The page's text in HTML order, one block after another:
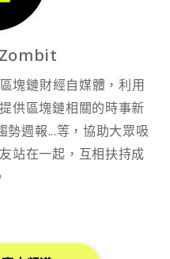
塊鏈財經自媒體，利用
供區塊鏈相關的時事新
勢週報...等，協助大眾吸
站在一起，互相扶持成